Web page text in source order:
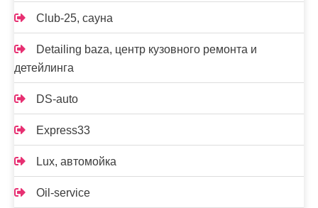
Club-25, сауна
Detailing baza, центр кузовного ремонта и
детейлинга
DS-auto
Express33
Lux, автомойка
Oil-service